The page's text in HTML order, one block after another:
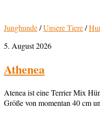
Junghunde/Unsere Tiere/
5. August 2026
Athenea
Atenea ist eine Terrier Mix
Größe von momentan 40 cm